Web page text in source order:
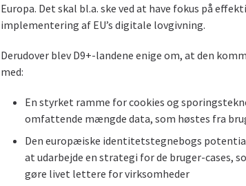
Europa. Det skal bl.a. ske ved at have fokus på
implementering af EU’s digitale lovgivning.
Derudover blev D9+-landene enige om, at den
med:
En styrket ramme for cookies og
omfattende mængde data, som høstes fra
Den europæiske identitetstegnebogs
at udarbejde en strategi for de bruger-
gøre livet lettere for virksomheder